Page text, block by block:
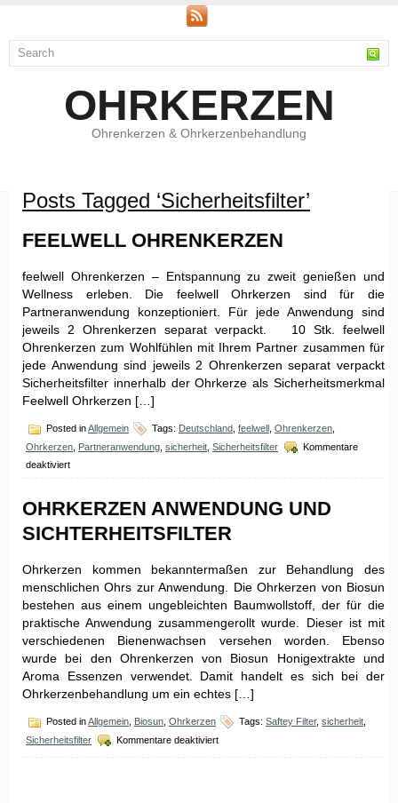
OHRKERZEN
Ohrenkerzen & Ohrkerzenbehandlung
Posts Tagged ‘Sicherheitsfilter’
FEELWELL OHRENKERZEN
feelwell Ohrenkerzen – Entspannung zu zweit genießen und
Wellness erleben. Die feelwell Ohrkerzen sind für die
Partneranwendung konzeptioniert. Für jede Anwendung sind
jeweils 2 Ohrenkerzen separat verpackt. 10 Stk. feelwell
Ohrenkerzen zum Wohlfühlen mit Ihrem Partner zusammen für
jede Anwendung sind jeweils 2 Ohrenkerzen separat verpackt
Sicherheitsfilter innerhalb der Ohrkerze als Sicherheitsmerkmal
Feelwell Ohrkerzen […]
Posted inAllgemein Tags: Deutschland feelwell Ohrenkerzen
Ohrkerzen Partneranwendung sicherheit Sicherheitsfilter
Kommentare
deaktiviertfür
OHRKERZEN ANWENDUNG UND
SICHTERHEITSFILTER
Ohrkerzen kommen bekanntermaßen zur Behandlung des
menschlichen Ohrs zur Anwendung. Die Ohrkerzen von Biosun
bestehen aus einem ungebleichten Baumwollstoff, der für die
praktische Anwendung zusammengerollt wurde. Dieser ist mit
verschiedenen Bienenwachsen versehen worden. Ebenso
wurde bei den Ohrenkerzen von Biosun Honigextrakte und
Aroma Essenzen verwendet. Damit handelt es sich bei der
Ohrkerzenbehandlung um ein echtes […]
Posted inAllgemein Biosun Ohrkerzen Tags: Saftey Filter, sicherheit
Sicherheitsfilter
Kommentare deaktiviertfür